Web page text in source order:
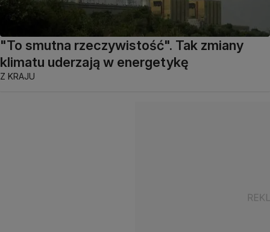
"To smutna rzeczywistość". Tak zmiany
klimatu uderzają w energetykę
Z KRAJU